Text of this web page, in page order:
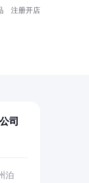
注册开店
司
泊